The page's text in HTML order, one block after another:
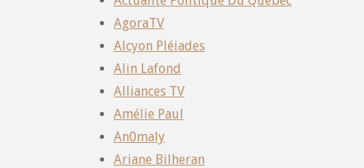
AgoraTV
Alcyon Pléiades
Alin Lafond
Alliances TV
Amélie Paul
An0maly
Ariane Bilheran